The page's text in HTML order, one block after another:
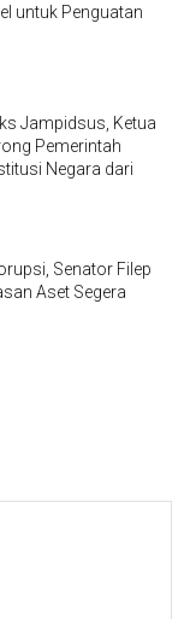
untuk Penguatan
Jampidsus, Ketua
Pemerintah
Negara dari
Senator Filep
Aset Segera